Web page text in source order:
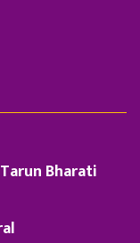
Bharati